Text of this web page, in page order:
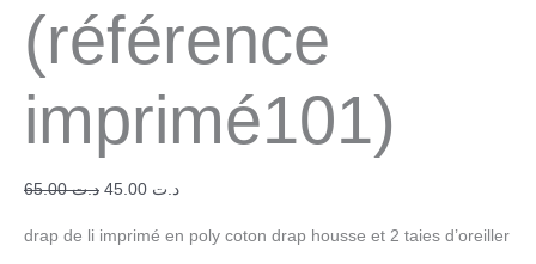
(référence
imprimé101)
د.ت65.00 د.ت
drap de li imprimé en poly coton drap housse et 2 taies d’oreiller